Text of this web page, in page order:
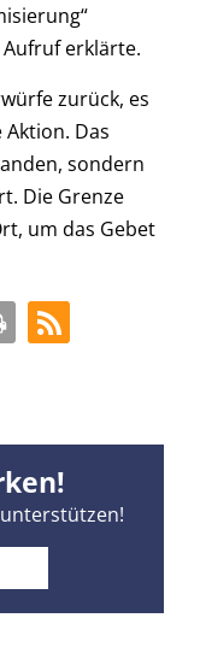
erklärte.
zurück, es
Das
sondern
Die Grenze
um das Gebet